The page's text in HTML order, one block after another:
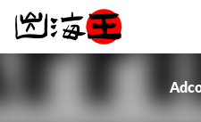
全部